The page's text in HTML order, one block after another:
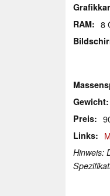
RAM 8
Gewicht
Preis
Links
Hinweis: